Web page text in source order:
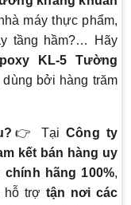
máy thực phẩm,
tầng hầm?… Hãy
KL-5 Tường
bởi hàng trăm
👉 TạiCông ty
kết bán hàng uy
chính hãng 100%,
hỗ trợ tận nơi các